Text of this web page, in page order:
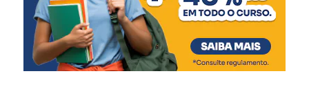
Matias Velho, com valores de R$ 62 milhões e R$ 34,2
milhões, respectivamente. As casas de bombas, que
tiveram seu funcionamento comprometido durante a
enchente, receberão R$ 78,7 milhões em obras
estruturais, eletromecânicas e de automação.
Rios retornando à normalidade:
Taquari (Santa Tereza a Bom Retiro do Sul) –
Declínio dos níveis até o retorno para normalidade,
com pequenas elevações em função das chuvas
das últimas 24h.